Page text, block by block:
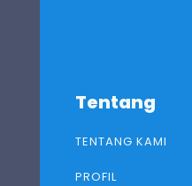
Tentang
TENTANG KAMI
PROFIL